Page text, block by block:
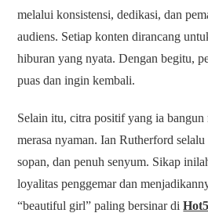
melalui konsistensi, dedikasi, dan
audiens. Setiap konten dirancang
hiburan yang nyata. Dengan begitu,
puas dan ingin kembali.
Selain itu, citra positif yang ia bangun
merasa nyaman. Ian Rutherford
sopan, dan penuh senyum. Sikap
loyalitas penggemar dan
“beautiful girl” paling bersinar di